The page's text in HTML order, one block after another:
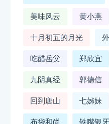
美味风云 黄小燕
十月初五的月光
吃醋岳父 郑欣宜
九阴真经 郭德信
回到唐山 七姊妹
布袋和尚 铁嘴银牙